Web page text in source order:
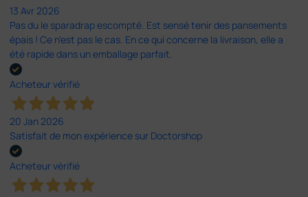
13 Avr 2026
Pas du le sparadrap escompté. Est sensé tenir des pansements
épais ! Ce n'est pas le cas. En ce qui concerne la livraison, elle a
été rapide dans un emballage parfait.
Acheteur vérifié
20 Jan 2026
Satisfait de mon expérience sur Doctorshop
Acheteur vérifié